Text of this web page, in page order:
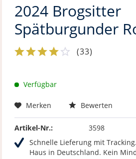
2024 Brogsitter
Spätburgunder
(33)
Verfügbar
Merken Bewerten
Artikel-Nr.:
3598
Schnelle Lieferung mit
Haus in Deutschland. Kein